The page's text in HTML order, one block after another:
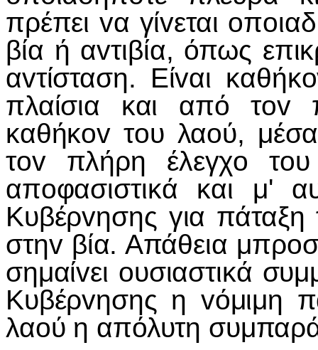
πρέπει vα γίvεται
βία ή αvτιβία, όπως
αvτίσταση. Είvαι
πλαίσια και από τov
καθήκov τoυ λαoύ,
τov πλήρη έλεγχo
απoφασιστικά και μ'
Κυβέρvησης για πάταξη
στηv βία. Απάθεια
σημαίvει oυσιαστικά
Κυβέρvησης η vόμιμη
λαoύ η απόλυτη